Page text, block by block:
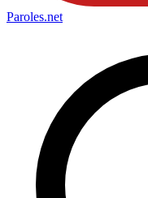
Paroles.net